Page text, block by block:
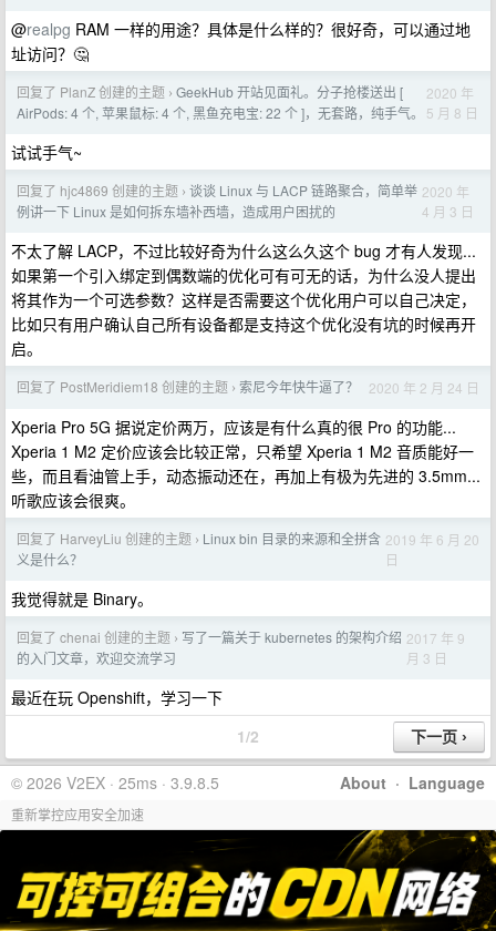
@realpg RAM 一样的用途？具体是什么样的？很好奇，可以通过地
址访问？🤔
回复了 PlanZ 创建的主题 › GeekHub 开站见面礼。分子抢楼送出 [
AirPods: 4 个, 苹果鼠标: 4 个, 黑鱼充电宝: 22 个 ]，无套路，纯手气。
2020 年
5 月 8 日
试试手气~
回复了 hjc4869 创建的主题 › 谈谈 Linux 与 LACP 链路聚合，简单举
例讲一下 Linux 是如何拆东墙补西墙，造成用户困扰的
2020 年
4 月 3 日
不太了解 LACP，不过比较好奇为什么这么久这个 bug 才有人发现...
如果第一个引入绑定到偶数端的优化可有可无的话，为什么没人提出
将其作为一个可选参数？这样是否需要这个优化用户可以自己决定，
比如只有用户确认自己所有设备都是支持这个优化没有坑的时候再开
启。
回复了 PostMeridiem18 创建的主题 › 索尼今年快牛逼了？ 2020 年 2 月 24 日
Xperia Pro 5G 据说定价两万，应该是有什么真的很 Pro 的功能...
Xperia 1 M2 定价应该会比较正常，只希望 Xperia 1 M2 音质能好一
些，而且看油管上手，动态振动还在，再加上有极为先进的 3.5mm...
听歌应该会很爽。
回复了 HarveyLiu 创建的主题 › Linux bin 目录的来源和全拼含
义是什么？
2019 年 6 月 20
日
我觉得就是 Binary。
回复了 chenai 创建的主题 › 写了一篇关于 kubernetes 的架构介绍
的入门文章，欢迎交流学习
2017 年 9
月 3 日
最近在玩 Openshift，学习一下
1/2
About · Language
© 2026 V2EX · 25ms · 3.9.8.5
重新掌控应用安全加速